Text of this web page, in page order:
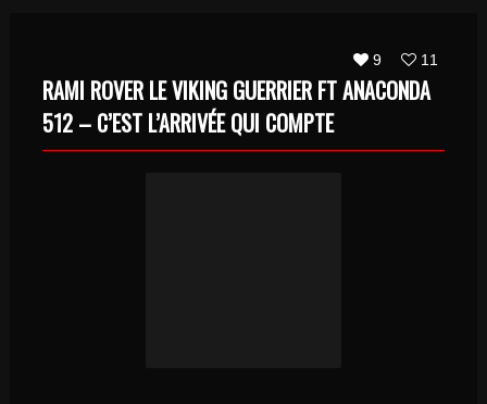
9 11
RAMI ROVER LE VIKING GUERRIER FT ANACONDA
512 – C’EST L’ARRIVÉE QUI COMPTE